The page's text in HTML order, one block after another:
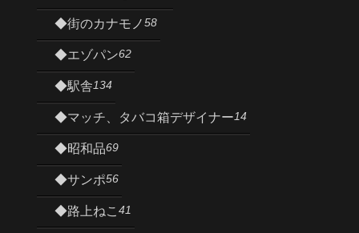
◆街のカナモノ58
◆エゾパン62
◆駅舎134
◆マッチ、タバコ箱デザイナー14
◆昭和品69
◆サンポ56
◆路上ねこ 41